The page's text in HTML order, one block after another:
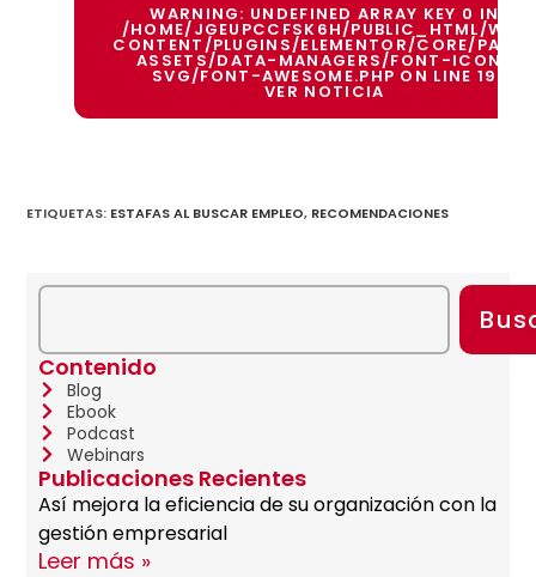
WARNING: UNDEFINED ARRAY KEY 0 IN
/HOME/JGEUPCCFSK6H/PUBLIC_HTML/WP-
CONTENT/PLUGINS/ELEMENTOR/CORE/PAGE-
ASSETS/DATA-MANAGERS/FONT-ICON-
SVG/FONT-AWESOME.PHP ON LINE 19
VER NOTICIA
ETIQUETAS: ESTAFAS AL BUSCAR EMPLEO, RECOMENDACIONES
Contenido
Blog
Ebook
Podcast
Webinars
Publicaciones Recientes
Así mejora la eficiencia de su organización con la
gestión empresarial
Leer más »